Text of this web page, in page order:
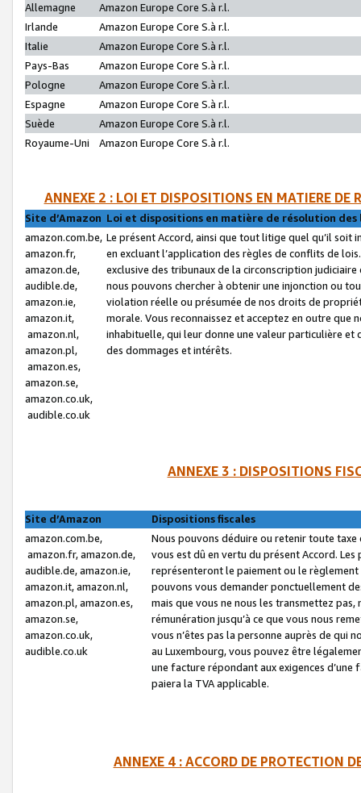
Allemagne
Amazon Europe Core S.à r.l.
Irlande
Amazon Europe Core S.à r.l.
Italie
Amazon Europe Core S.à r.l.
Pays-Bas
Amazon Europe Core S.à r.l.
Pologne
Amazon Europe Core S.à r.l.
Espagne
Amazon Europe Core S.à r.l.
Suède
Amazon Europe Core S.à r.l.
Royaume-Uni
Amazon Europe Core S.à r.l.
ANNEXE 2 : LOI ET DISPOSITIONS EN MATIERE DE
Site d’Amazon Loi et dispositions en matière de résolution
amazon.com.be,
amazon.fr,
amazon.de,
audible.de,
amazon.ie,
amazon.it,
amazon.nl,
amazon.pl,
amazon.es,
amazon.se,
amazon.co.uk,
audible.co.uk
Le présent Accord, ainsi que tout litige quel qu’il soit
en excluant l’application des règles de conflits de
exclusive des tribunaux de la circonscription
nous pouvons chercher à obtenir une injonction ou
violation réelle ou présumée de nos droits de
morale. Vous reconnaissez et acceptez en outre que
inhabituelle, qui leur donne une valeur particulière
des dommages et intérêts.
ANNEXE 3 : DISPOSITIONS
Site d’Amazon
Dispositions fiscales
amazon.com.be,
amazon.fr, amazon.de,
audible.de, amazon.ie,
amazon.it, amazon.nl,
amazon.pl, amazon.es,
amazon.se,
amazon.co.uk,
audible.co.uk
Nous pouvons déduire ou retenir toute
vous est dû en vertu du présent Accord.
représenteront le paiement ou le
pouvons vous demander ponctuellement
mais que vous ne nous les transmettez
rémunération jusqu’à ce que vous nous
vous n’êtes pas la personne auprès de qui
au Luxembourg, vous pouvez être
une facture répondant aux exigences
paiera la TVA applicable.
ANNEXE 4 : ACCORD DE PROTECTION